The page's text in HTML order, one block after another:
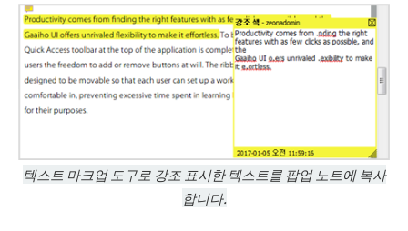
텍스트 마크업 도구로 강조 표시한 텍스트를 팝업 노트에 복사
합니다.